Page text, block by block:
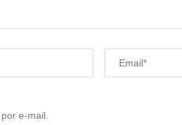
e-mail.